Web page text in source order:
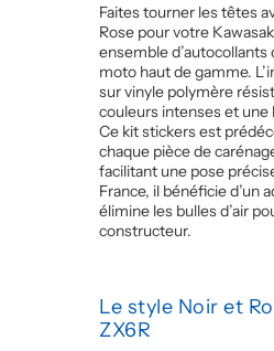
Faites tourner les têtes
Rose pour votre
ensemble
moto haut de gamme.
sur vinyle polymère
couleurs intenses et
Ce kit stickers est
chaque pièce de
facilitant une pose
France, il bénéficie d’un
élimine les bulles d’air
constructeur.
Le style Noir et
ZX6R